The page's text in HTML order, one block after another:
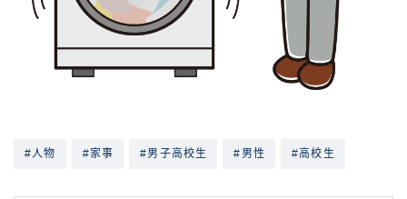
#人物 #家事 #男子高校生 #男性 #高校生